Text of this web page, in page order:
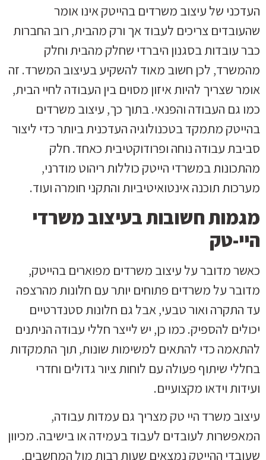
העדכני של עיצוב משרדים בהייטק אינו אומר
שהעובדים צריכים לעבוד אך ורק מהבית, רוב החברות
כבר עובדות בסגנון היברדי שחלק מהבית וחלק
מהמשרד, לכן חשוב מאוד להשקיע בעיצוב המשרד. זה
אומר שצריך להיות איזון מסוים בין העבודה לחיי הבית,
כמו גם העבודה והפנאי. בתוך כך, עיצוב משרדים
בהייטק מתמקד בטכנולוגיה העדכנית ביותר כדי ליצור
סביבת עבודה נוחה ופרודוקטיבית כאחד. חלק
מהתכונות במשרדי הייטק כוללות ריהוט מודרני,
מערכות תוכנה אינטואיטיביות והתקני חומרה ועוד.
מגמות חשובות בעיצוב משרדי
היי-טק
כאשר מדובר על עיצוב משרדים מפוארים בהייטק,
מדובר על משרדים פתוחים יותר עם חלונות מהרצפה
עד התקרה ואור טבעי, אבל גם חלונות סטנדרטיים
יכולים להספיק. כמו כן, יש לייצר חללי עבודה הניתנים
להתאמה כדי להתאים למשימות שונות, תוך התמקדות
בחללי שיתוף פעולה עם לוחות ציור גדולים וחדרי
ועידות וידאו מקצועיים.
עיצוב משרד היי טק מצריך גם עמדות עבודה,
המאפשרות לעובדים לעבוד בעמידה או בישיבה. מכיוון
שעובדי ההייטק נמצאים שעות רבות מול המחשבים,